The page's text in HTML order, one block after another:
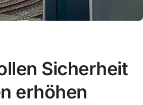
Sicherheit
erhöhen